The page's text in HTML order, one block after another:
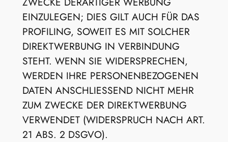
EINZULEGEN; DIES GILT AUCH FÜR DAS
PROFILING, SOWEIT ES MIT SOLCHER
DIREKTWERBUNG IN VERBINDUNG
STEHT. WENN SIE WIDERSPRECHEN,
WERDEN IHRE PERSONENBEZOGENEN
DATEN ANSCHLIESSEND NICHT MEHR
ZUM ZWECKE DER DIREKTWERBUNG
VERWENDET (WIDERSPRUCH NACH ART.
21 ABS. 2 DSGVO).